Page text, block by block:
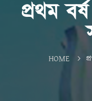
প্রথম
HOME